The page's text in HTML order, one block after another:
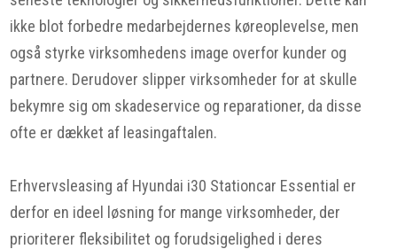
ikke blot forbedre medarbejdernes køreoplevelse, men
også styrke virksomhedens image overfor kunder og
partnere. Derudover slipper virksomheder for at skulle
bekymre sig om skadeservice og reparationer, da disse
ofte er dækket af leasingaftalen.
Erhvervsleasing af Hyundai i30 Stationcar Essential er
derfor en ideel løsning for mange virksomheder, der
prioriterer fleksibilitet og forudsigelighed i deres